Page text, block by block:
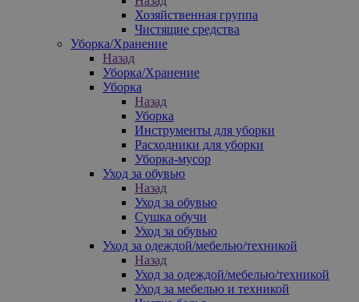
Хозяйственная группа
Чистящие средства
Уборка/Хранение
Назад
Уборка/Хранение
Уборка
Назад
Уборка
Инструменты для уборки
Расходники для уборки
Уборка-мусор
Уход за обувью
Назад
Уход за обувью
Сушка обучи
Уход за обувью
Уход за одеждой/мебелью/техникой
Назад
Уход за одеждой/мебелью/техникой
Уход за мебелью и техникой